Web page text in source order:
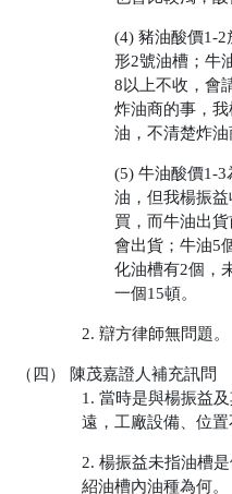
(4) 豬油酸價1-2
形2號油槽；牛
8以上不收，會
炸油商的事，
油，不清楚炸油
(5) 牛油酸價1-
油，但我楊振
買，而牛油出
會出貨；牛油5
化油槽有2個，
一個15頓。
2. 辯方律師無問題。
（四） 陳茂嘉證人補充訊問
1. 當時是與楊振益
遠，工廠設備、位置
2. 楊振益未指油槽
紹油槽內油種為何。